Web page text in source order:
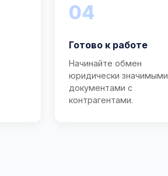
04
Готово к работе
Начинайте обмен
юридически значимыми
документами с
контрагентами.